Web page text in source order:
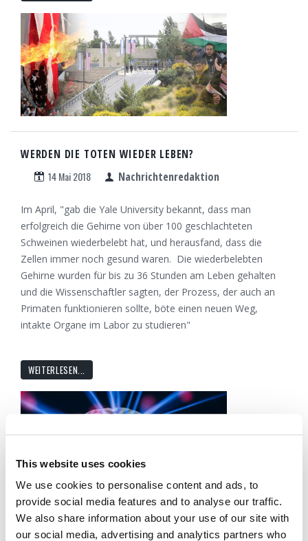
This website uses cookies
We use cookies to personalise content and ads, to
provide social media features and to analyse our traffic.
We also share information about your use of our site with
our social media, advertising and analytics partners who
WERDEN DIE TOTEN WIEDER LEBEN?
14 Mai 2018 Nachrichtenredaktion
Im April, "gab die Yale University bekannt, dass man
erfolgreich die Gehirne von über 100 geschlachteten
Schweinen wiederbelebt hat, und herausfand, dass die
Zellen immer noch gesund waren. Die wiederbelebten
Gehirne wurden für bis zu 36 Stunden am Leben gehalten
und die Wissenschaftler sagten, der Prozess, der auch an
Primaten funktionieren sollte, böte einen neuen Weg,
intakte Organe im Labor zu studieren"
WEITERLESEN...
FRANZOSEN DRÄNGEN AUF EINE